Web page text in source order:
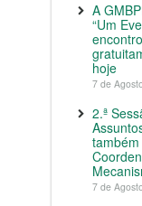
A
“Um
hoje
7 de
2.ª
7 de